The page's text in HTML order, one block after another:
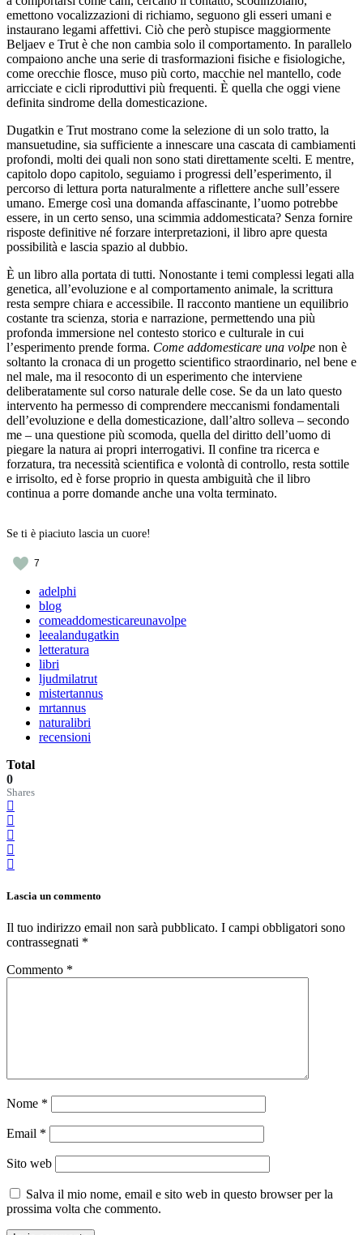
emettono vocalizzazioni di richiamo, seguono gli esseri umani e
instaurano legami affettivi. Ciò che però stupisce maggiormente
Beljaev e Trut è che non cambia solo il comportamento. In parallelo
compaiono anche una serie di trasformazioni fisiche e fisiologiche,
come orecchie flosce, muso più corto, macchie nel mantello, code
arricciate e cicli riproduttivi più frequenti. È quella che oggi viene
definita sindrome della domesticazione.
Dugatkin e Trut mostrano come la selezione di un solo tratto, la
mansuetudine, sia sufficiente a innescare una cascata di cambiamenti
profondi, molti dei quali non sono stati direttamente scelti. E mentre,
capitolo dopo capitolo, seguiamo i progressi dell’esperimento, il
percorso di lettura porta naturalmente a riflettere anche sull’essere
umano. Emerge così una domanda affascinante, l’uomo potrebbe
essere, in un certo senso, una scimmia addomesticata? Senza fornire
risposte definitive né forzare interpretazioni, il libro apre questa
possibilità e lascia spazio al dubbio.
È un libro alla portata di tutti. Nonostante i temi complessi legati alla
genetica, all’evoluzione e al comportamento animale, la scrittura
resta sempre chiara e accessibile. Il racconto mantiene un equilibrio
costante tra scienza, storia e narrazione, permettendo una più
profonda immersione nel contesto storico e culturale in cui
l’esperimento prende forma. Come addomesticare una volpe non è
soltanto la cronaca di un progetto scientifico straordinario, nel bene e
nel male, ma il resoconto di un esperimento che interviene
deliberatamente sul corso naturale delle cose. Se da un lato questo
intervento ha permesso di comprendere meccanismi fondamentali
dell’evoluzione e della domesticazione, dall’altro solleva – secondo
me – una questione più scomoda, quella del diritto dell’uomo di
piegare la natura ai propri interrogativi. Il confine tra ricerca e
forzatura, tra necessità scientifica e volontà di controllo, resta sottile
e irrisolto, ed è forse proprio in questa ambiguità che il libro
continua a porre domande anche una volta terminato.
Se ti è piaciuto lascia un cuore!
7
adelphi
blog
comeaddomesticareunavolpe
leealandugatkin
letteratura
libri
ljudmilatrut
mistertannus
mrtannus
naturalibri
recensioni
Total
0
Shares
Lascia un commento
Il tuo indirizzo email non sarà pubblicato. I campi obbligatori sono
contrassegnati *
Commento *
Nome *
Email *
Sito web
Salva il mio nome, email e sito web in questo browser per la
prossima volta che commento.